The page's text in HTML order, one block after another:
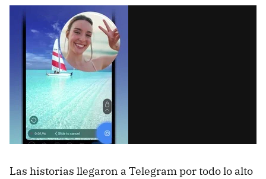
Las historias llegaron a Telegram por todo lo alto